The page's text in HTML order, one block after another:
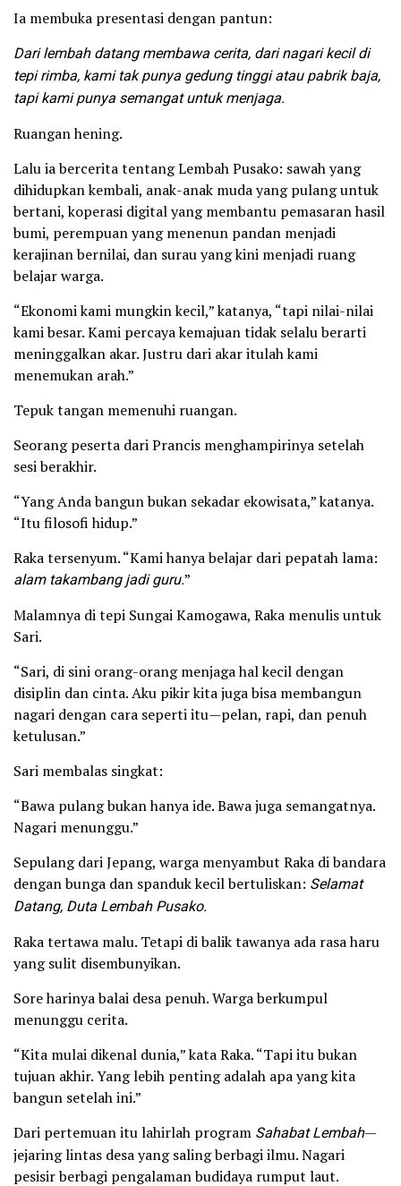
Ia membuka presentasi dengan pantun:
Dari lembah datang membawa cerita, dari nagari kecil di
tepi rimba, kami tak punya gedung tinggi atau pabrik baja,
tapi kami punya semangat untuk menjaga.
Ruangan hening.
Lalu ia bercerita tentang Lembah Pusako: sawah yang
dihidupkan kembali, anak-anak muda yang pulang untuk
bertani, koperasi digital yang membantu pemasaran hasil
bumi, perempuan yang menenun pandan menjadi
kerajinan bernilai, dan surau yang kini menjadi ruang
belajar warga.
“Ekonomi kami mungkin kecil,” katanya, “tapi nilai-nilai
kami besar. Kami percaya kemajuan tidak selalu berarti
meninggalkan akar. Justru dari akar itulah kami
menemukan arah.”
Tepuk tangan memenuhi ruangan.
Seorang peserta dari Prancis menghampirinya setelah
sesi berakhir.
“Yang Anda bangun bukan sekadar ekowisata,” katanya.
“Itu filosofi hidup.”
Raka tersenyum. “Kami hanya belajar dari pepatah lama:
alam takambang jadi guru.”
Malamnya di tepi Sungai Kamogawa, Raka menulis untuk
Sari.
“Sari, di sini orang-orang menjaga hal kecil dengan
disiplin dan cinta. Aku pikir kita juga bisa membangun
nagari dengan cara seperti itu—pelan, rapi, dan penuh
ketulusan.”
Sari membalas singkat:
“Bawa pulang bukan hanya ide. Bawa juga semangatnya.
Nagari menunggu.”
Sepulang dari Jepang, warga menyambut Raka di bandara
dengan bunga dan spanduk kecil bertuliskan: Selamat
Datang, Duta Lembah Pusako.
Raka tertawa malu. Tetapi di balik tawanya ada rasa haru
yang sulit disembunyikan.
Sore harinya balai desa penuh. Warga berkumpul
menunggu cerita.
“Kita mulai dikenal dunia,” kata Raka. “Tapi itu bukan
tujuan akhir. Yang lebih penting adalah apa yang kita
bangun setelah ini.”
Dari pertemuan itu lahirlah program Sahabat Lembah—
jejaring lintas desa yang saling berbagi ilmu. Nagari
pesisir berbagi pengalaman budidaya rumput laut.